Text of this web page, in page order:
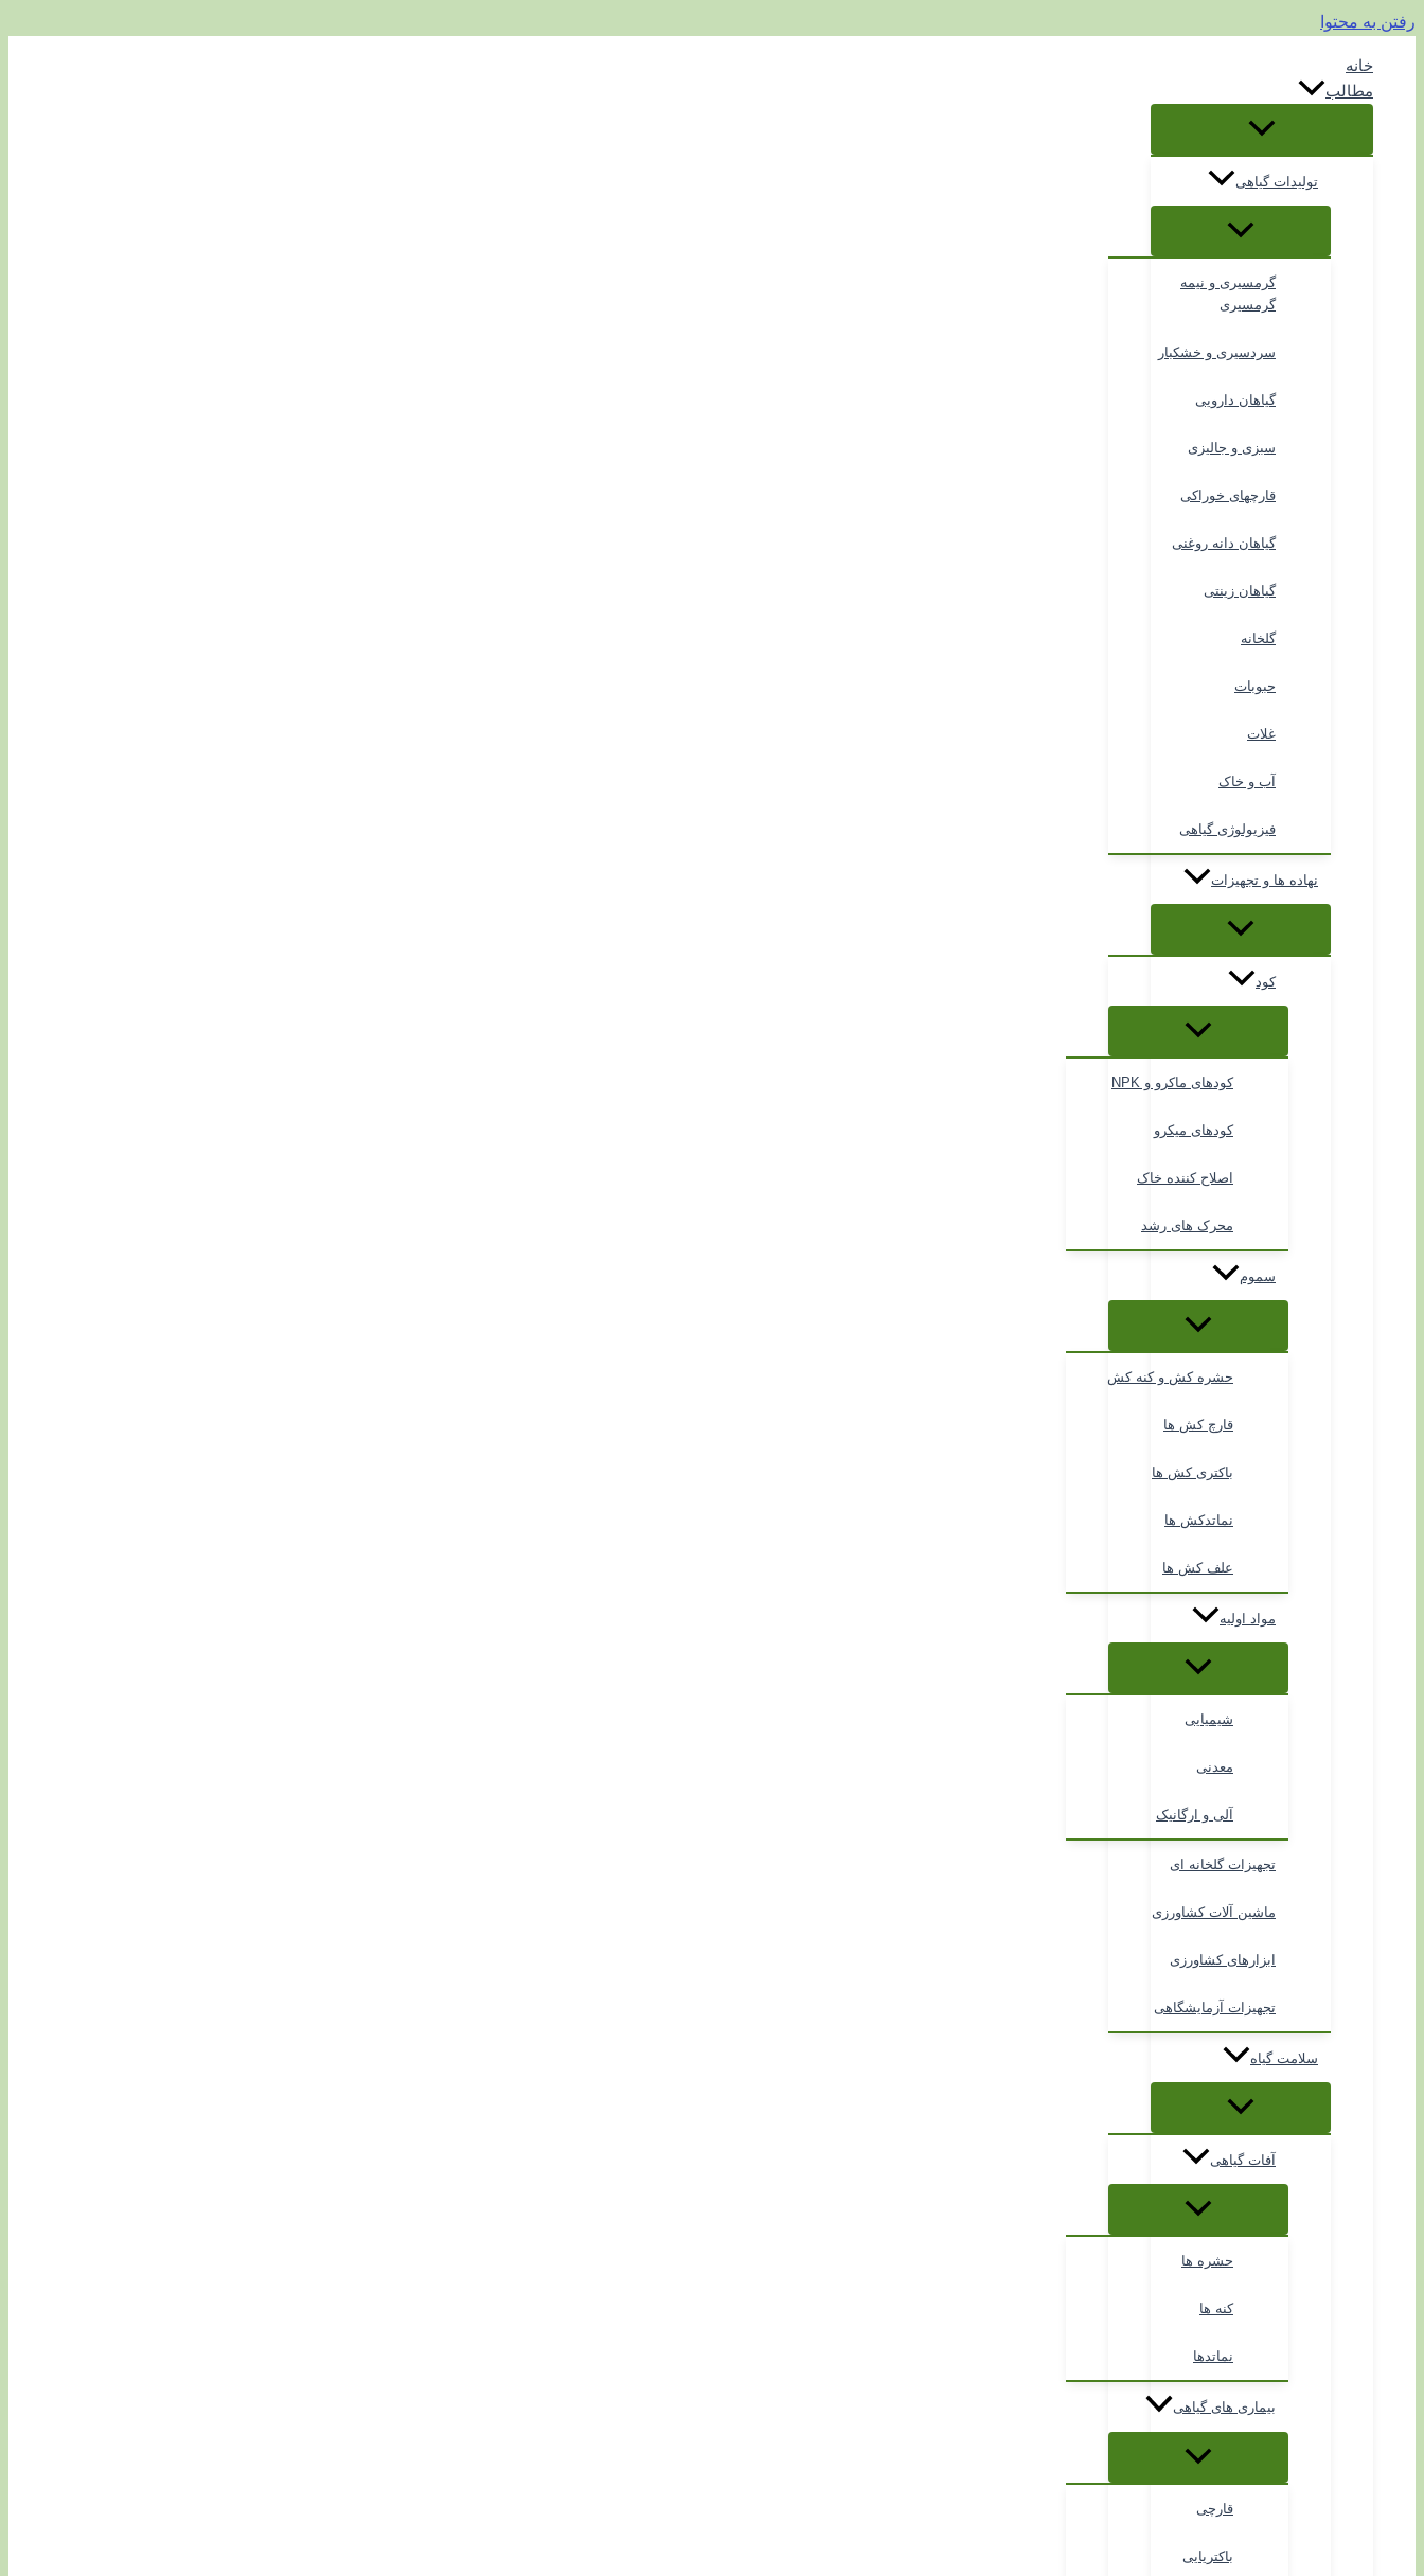
رفتن به محتوا
خانه
مطالب
تولیدات گیاهی
گرمسیری و نیمه
گرمسیری
سردسیری و خشکبار
گیاهان دارویی
سبزی و جالیزی
قارچهای خوراکی
گیاهان دانه روغنی
گیاهان زینتی
گلخانه
حبوبات
غلات
آب و خاک
فیزیولوژی گیاهی
نهاده ها و تجهیزات
کود
کودهای ماکرو و NPK
کودهای میکرو
اصلاح کننده خاک
محرک های رشد
سموم
حشره کش و کنه کش
قارچ کش ها
باکتری کش ها
نماتدکش ها
علف کش ها
مواد اولیه
شیمیایی
معدنی
آلی و ارگانیک
تجهیزات گلخانه ای
ماشین آلات کشاورزی
ابزارهای کشاورزی
تجهیزات آزمایشگاهی
سلامت گیاه
آفات گیاهی
حشره ها
کنه ها
نماتدها
بیماری های گیاهی
قارچی
باکتریایی